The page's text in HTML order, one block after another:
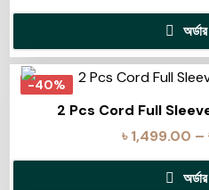
-40%
2 Pcs Cord Full
৳1,499.00 –